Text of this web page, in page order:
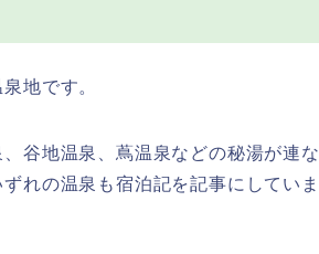
地です。
谷地温泉、蔦温泉などの秘湯が連な
れの温泉も宿泊記を記事にしていま